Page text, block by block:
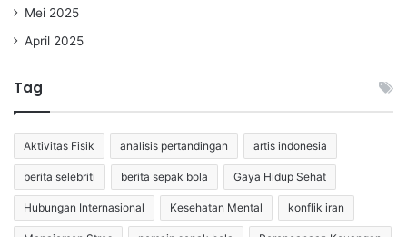
Mei 2025
April 2025
Tag
Aktivitas Fisik analisis pertandingan artis indonesia
berita selebriti berita sepak bola Gaya Hidup Sehat
Hubungan Internasional Kesehatan Mental konflik iran